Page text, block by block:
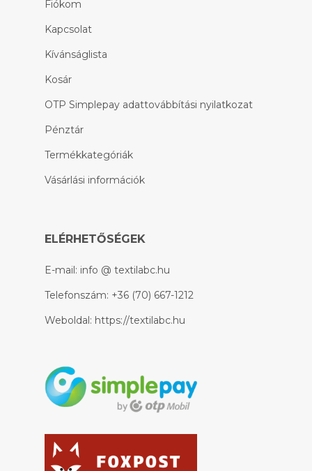
Fiókom
Kapcsolat
Kívánságlista
Kosár
OTP Simplepay adattovábbítási nyilatkozat
Pénztár
Termékkategóriák
Vásárlási információk
ELÉRHETŐSÉGEK
E-mail: info @ textilabc.hu
Telefonszám: +36 (70) 667-1212
Weboldal: https://textilabc.hu